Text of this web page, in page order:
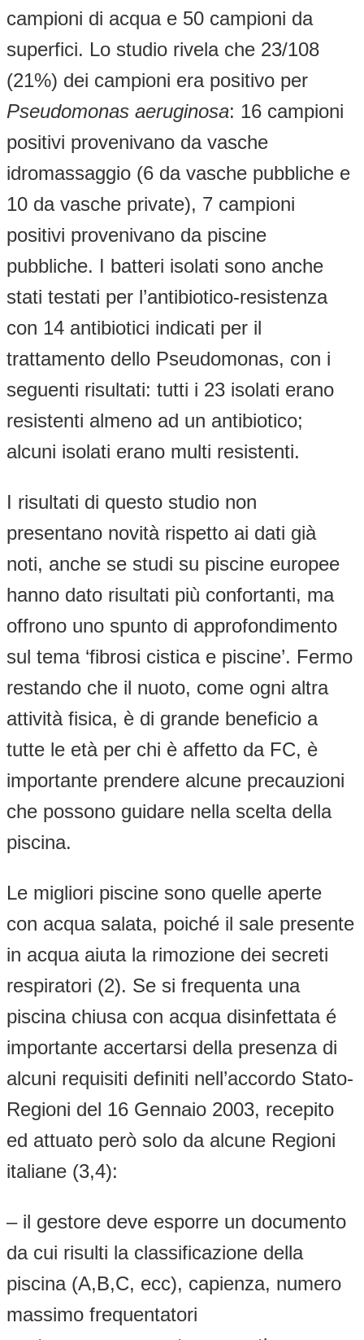
campioni di acqua e 50 campioni da
superfici. Lo studio rivela che 23/108
(21%) dei campioni era positivo per
Pseudomonas aeruginosa: 16 campioni
positivi provenivano da vasche
idromassaggio (6 da vasche pubbliche e
10 da vasche private), 7 campioni
positivi provenivano da piscine
pubbliche. I batteri isolati sono anche
stati testati per l’antibiotico-resistenza
con 14 antibiotici indicati per il
trattamento dello Pseudomonas, con i
seguenti risultati: tutti i 23 isolati erano
resistenti almeno ad un antibiotico;
alcuni isolati erano multi resistenti.
I risultati di questo studio non
presentano novità rispetto ai dati già
noti, anche se studi su piscine europee
hanno dato risultati più confortanti, ma
offrono uno spunto di approfondimento
sul tema ‘fibrosi cistica e piscine’. Fermo
restando che il nuoto, come ogni altra
attività fisica, è di grande beneficio a
tutte le età per chi è affetto da FC, è
importante prendere alcune precauzioni
che possono guidare nella scelta della
piscina.
Le migliori piscine sono quelle aperte
con acqua salata, poiché il sale presente
in acqua aiuta la rimozione dei secreti
respiratori (2). Se si frequenta una
piscina chiusa con acqua disinfettata é
importante accertarsi della presenza di
alcuni requisiti definiti nell’accordo Stato-
Regioni del 16 Gennaio 2003, recepito
ed attuato però solo da alcune Regioni
italiane (3,4):
– il gestore deve esporre un documento
da cui risulti la classificazione della
piscina (A,B,C, ecc), capienza, numero
massimo frequentatori